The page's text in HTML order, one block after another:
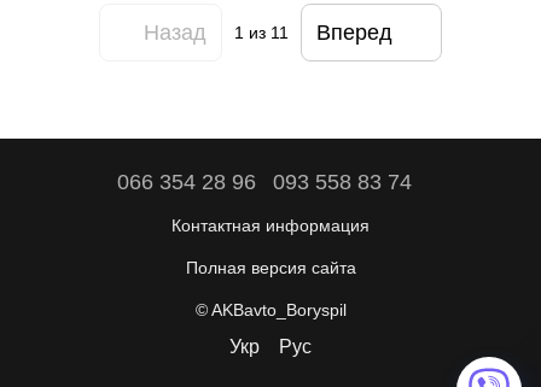
Назад 1 из 11 Вперед
066 354 28 96 093 558 83 74
Контактная информация
Полная версия сайта
© AKBavto_Boryspil
Укр Рус